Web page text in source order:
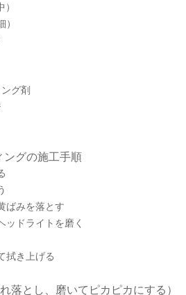
グ剤
グの施工手順
ばみを落とす
ッドライトを磨く
拭き上げる
落とし、磨いてピカピカにする）